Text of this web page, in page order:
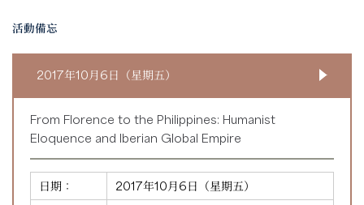
活動備忘
2017年10月6日（星期五）
From Florence to the Philippines: Humanist
Eloquence and Iberian Global Empire
日期：
2017年10月6日（星期五）